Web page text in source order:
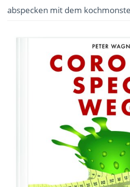
abspecken mit dem